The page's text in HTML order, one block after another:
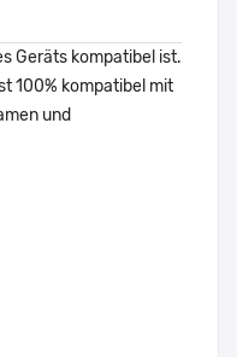
Geräts kompatibel ist.
100% kompatibel mit
und